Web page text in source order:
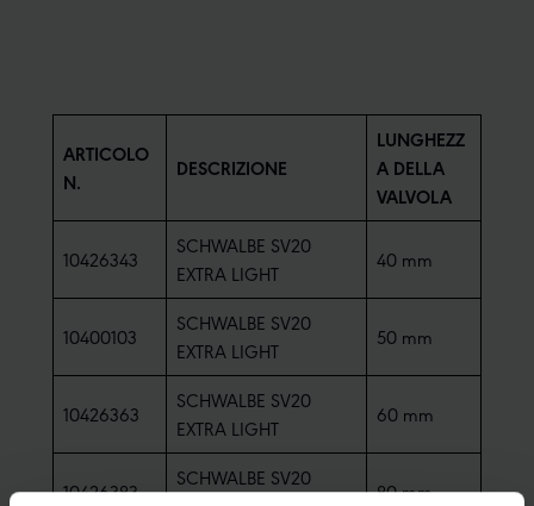
ARTICOLO
N.
DESCRIZIONE
LUNGHEZZ
A DELLA
VALVOLA
10426343
SCHWALBE SV20
EXTRA LIGHT
40 mm
10400103
SCHWALBE SV20
EXTRA LIGHT
50 mm
10426363
SCHWALBE SV20
EXTRA LIGHT
60 mm
10426383
SCHWALBE SV20
80 mm